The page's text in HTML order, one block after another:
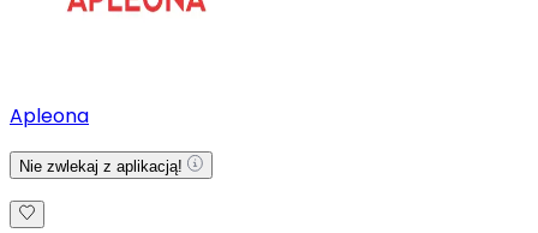
Apleona
Nie zwlekaj z aplikacją!